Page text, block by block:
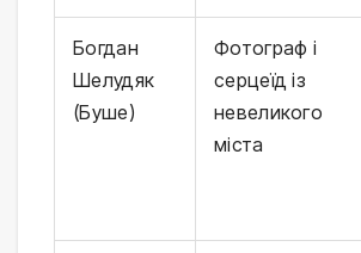
Богдан
Шелудяк
(Буше)
Фотограф і
серцеїд із
невеликого
міста